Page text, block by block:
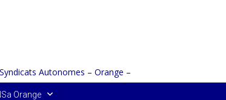
Autonomes – Orange –
Orange